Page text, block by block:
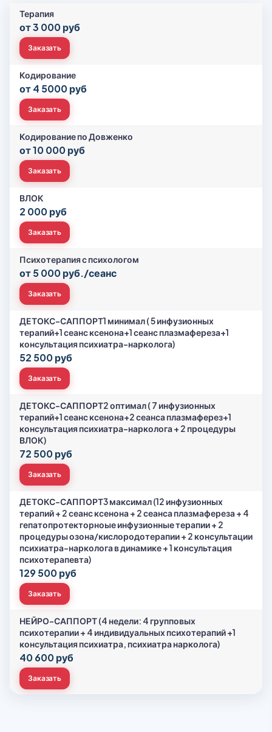
Терапия
от 3 000 руб
Заказать
Кодирование
от 4 5000 руб
Заказать
Кодирование по Довженко
от 10 000 руб
Заказать
ВЛОК
2 000 руб
Заказать
Психотерапия с психологом
от 5 000 руб./сеанс
Заказать
ДЕТОКС-САППОРТ1 минимал ( 5 инфузионных
терапий+1 сеанс ксенона+1 сеанс плазмафереза+1
консультация психиатра-нарколога)
52 500 руб
Заказать
ДЕТОКС-САППОРТ2 оптимал ( 7 инфузионных
терапий+1 сеанс ксенона+2 сеанса плазмаферез+1
консультация психиатра-нарколога + 2 процедуры
ВЛОК)
72 500 руб
Заказать
ДЕТОКС-САППОРТ3 максимал (12 инфузионных
терапий + 2 сеанс ксенона + 2 сеанса плазмафереза + 4
гепатопротекторноые инфузионные терапии + 2
процедуры озона/кислородотерапии + 2 консультации
психиатра-нарколога в динамике + 1 консультация
психотерапевта)
129 500 руб
Заказать
НЕЙРО-САППОРТ (4 недели: 4 групповых
психотерапии + 4 индивидуальных психотерапий +1
консультация психиатра, психиатра нарколога)
40 600 руб
Заказать